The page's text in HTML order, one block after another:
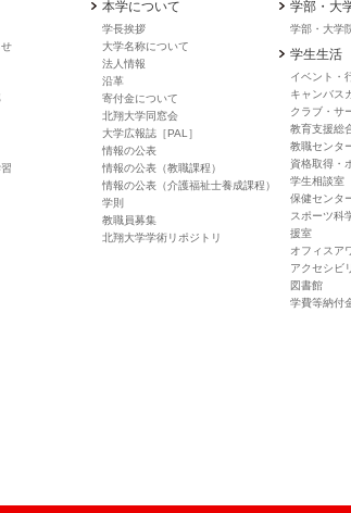
本学について
学長挨拶
大学名称について
法人情報
沿革
寄付金について
北翔大学同窓会
大学広報誌［PAL］
情報の公表
情報の公表（教職課程）
情報の公表（介護福祉士養成課程）
学則
教職員募集
北翔大学学術リポジトリ
学部・大
学部・大学
学生生活
イベント・
キャンバス
クラブ・サ
教育支援総
教職センタ
資格取得・
学生相談室
保健センタ
スポーツ科
援室
オフィスア
アクセシビ
図書館
学費等納付